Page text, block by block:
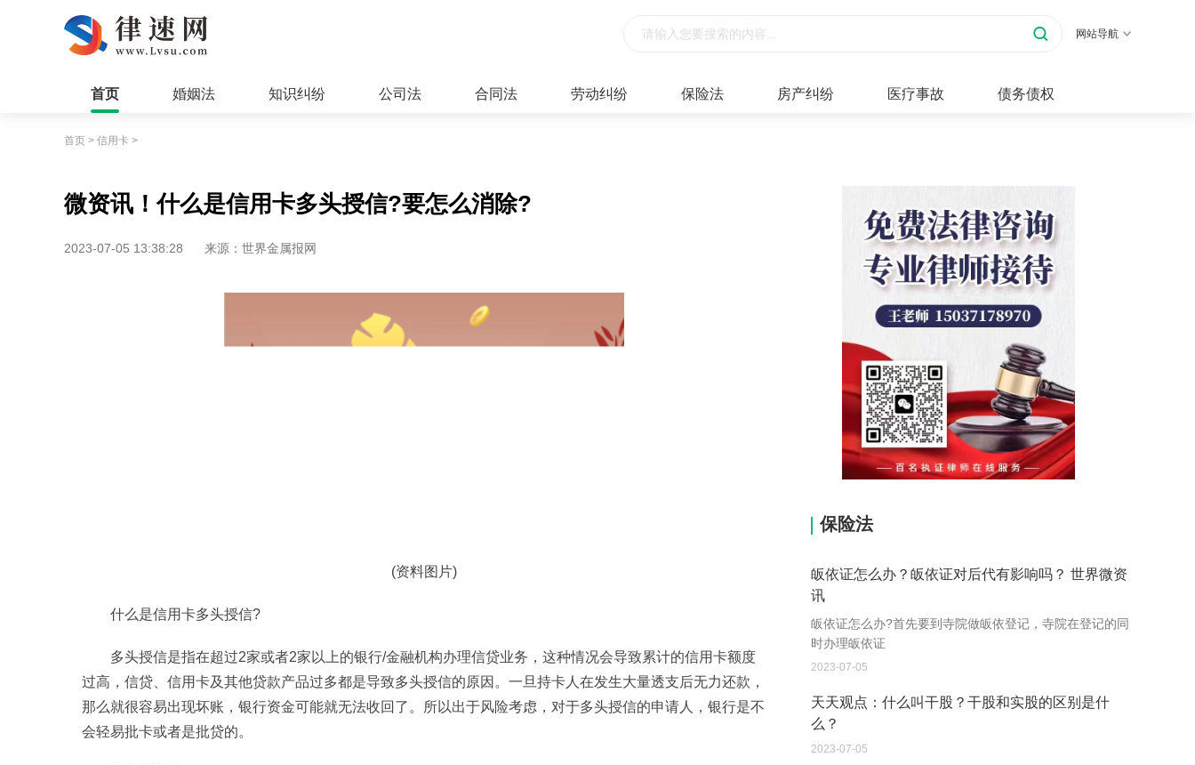
网站导航
首页 婚姻法 知识纠纷 公司法 合同法 劳动纠纷 保险法 房产纠纷 医疗事故 债务债权
首页 > 信用卡 >
微资讯！什么是信用卡多头授信?要怎么消除?
2023-07-05 13:38:28 来源：世界金属报网
(资料图片)
什么是信用卡多头授信?
多头授信是指在超过2家或者2家以上的银行/金融机构办理信贷业务，这种情况会导致累计的信用卡额度
过高，信贷、信用卡及其他贷款产品过多都是导致多头授信的原因。一旦持卡人在发生大量透支后无力还款，
那么就很容易出现坏账，银行资金可能就无法收回了。所以出于风险考虑，对于多头授信的申请人，银行是不
会轻易批卡或者是批贷的。
保险法
皈依证怎么办？皈依证对后代有影响吗？ 世界微资
讯
皈依证怎么办?首先要到寺院做皈依登记，寺院在登记的同
时办理皈依证
2023-07-05
天天观点：什么叫干股？干股和实股的区别是什
么？
2023-07-05